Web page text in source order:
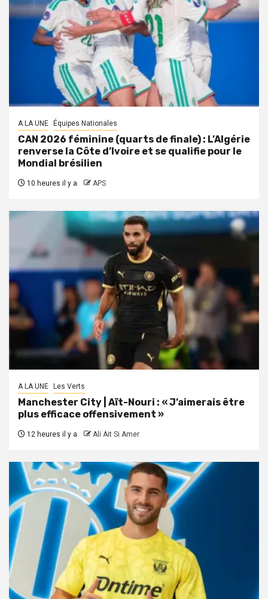
A LA UNE Équipes Nationales
CAN 2026 féminine (quarts de finale) : L’Algérie
renverse la Côte d’Ivoire et se qualifie pour le
Mondial brésilien
10 heures il y a APS
A LA UNE Les Verts
Manchester City | Aït-Nouri : « J’aimerais être
plus efficace offensivement »
12 heures il y a Ali Ait Si Amer